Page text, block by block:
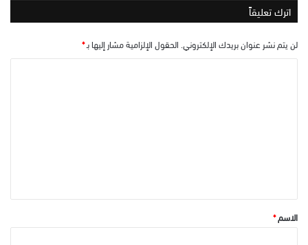
اترك تعليقاً
لن يتم نشر عنوان بريدك الإلكتروني. الحقول الإلزامية مشار إليها بـ*
*الاسم*